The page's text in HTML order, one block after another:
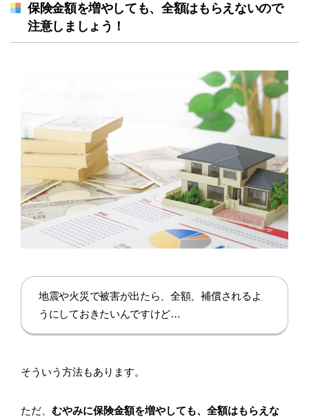
保険金額を増やしても、全額はもらえないので
注意しましょう！
地震や火災で被害が出たら、全額、補償されるよ
うにしておきたいんですけど…
そういう方法もあります。
ただ、 むやみに保険金額を増やしても、全額はもらえな